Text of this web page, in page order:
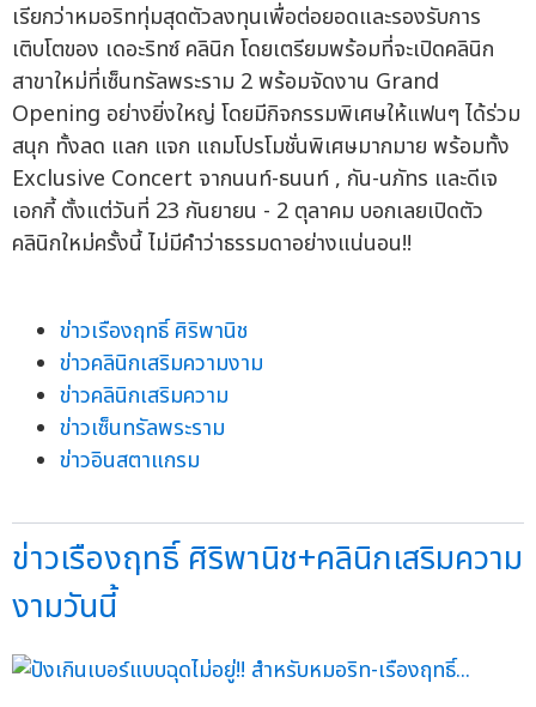
เรียกว่าหมอริททุ่มสุดตัวลงทุนเพื่อต่อยอดและรองรับการ
เติบโตของ เดอะริทซ์ คลินิก โดยเตรียมพร้อมที่จะเปิดคลินิก
สาขาใหม่ที่เซ็นทรัลพระราม 2 พร้อมจัดงาน Grand
Opening อย่างยิ่งใหญ่ โดยมีกิจกรรมพิเศษให้แฟนๆ ได้ร่วม
สนุก ทั้งลด แลก แจก แถมโปรโมชั่นพิเศษมากมาย พร้อมทั้ง
Exclusive Concert จากนนท์-ธนนท์ , กัน-นภัทร และดีเจ
เอกกี้ ตั้งแต่วันที่ 23 กันยายน - 2 ตุลาคม บอกเลยเปิดตัว
คลินิกใหม่ครั้งนี้ ไม่มีคำว่าธรรมดาอย่างแน่นอน!!
ข่าวเรืองฤทธิ์ ศิริพานิช
ข่าวคลินิกเสริมความงาม
ข่าวคลินิกเสริมความ
ข่าวเซ็นทรัลพระราม
ข่าวอินสตาแกรม
ข่าวเรืองฤทธิ์ ศิริพานิช+คลินิกเสริมความ
งามวันนี้